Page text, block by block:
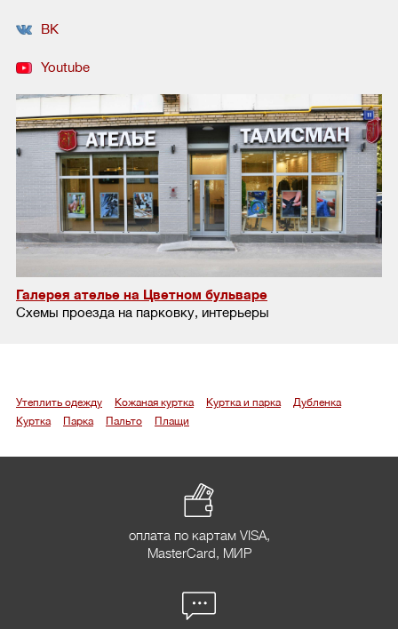
ВК
Youtube
Галерея ателье на Цветном бульваре
Схемы проезда на парковку, интерьеры
Утеплить одежду Кожаная куртка Куртка и парка
Дубленка
Куртка
Парка Пальто Плащи
оплата по картам VISA,
MasterCard, МИР